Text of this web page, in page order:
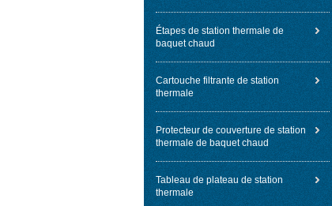
Étapes de station thermale de
baquet chaud
Cartouche filtrante de station
thermale
Protecteur de couverture de station
thermale de baquet chaud
Tableau de plateau de station
thermale